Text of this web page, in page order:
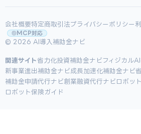
会社概要特定商取引法プライバシーポリシー
MCP対応
© 2026 AI導入補助金ナビ
関連サイト省力化投資補助金ナビ フィジカル
新事業進出補助金ナビ成長加速化補助金ナビ
補助金申請代行ナビ創業融資代行ナビ ロボッ
ロボット保険ガイド